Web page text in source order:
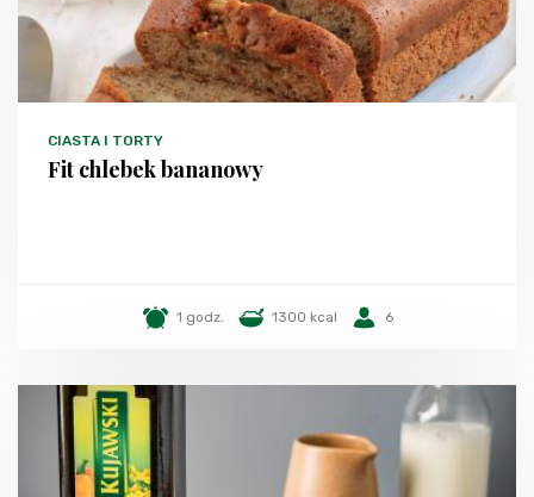
CIASTA I TORTY
Fit chlebek bananowy
1 godz. 1300 kcal 6